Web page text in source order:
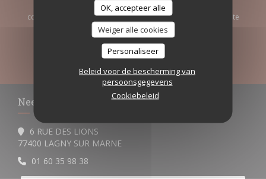
OK, accepteer alle
Weiger alle cookies
Personaliseer
Beleid voor de bescherming van
persoonsgegevens
Cookiebeleid
Schrijf je in op onze nieuwsbrief om gepersonaliseerde
communicatie en marketingaanbiedingen per e-mail van ons te
ontvangen.
ABONNEREN
Neem contact met ons op
6 RUE DES LIONS
77400 LAGNY SUR MARNE((opent in een nieuw venster))
01 60 35 98 38